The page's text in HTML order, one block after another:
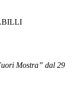
Mostra” dal 29